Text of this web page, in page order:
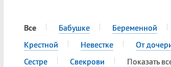
Все Бабушке Беременной
Крестной
Невестке От
Сестре
Свекрови Показать